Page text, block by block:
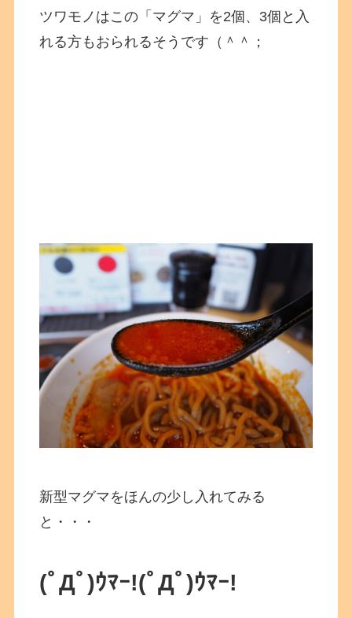
ツワモノはこの「マグマ」を2個、3個と入
れる方もおられるそうです（＾＾；
新型マグマをほんの少し入れてみる
と・・・
(ﾟДﾟ)ｳﾏｰ!(ﾟДﾟ)ｳﾏｰ!